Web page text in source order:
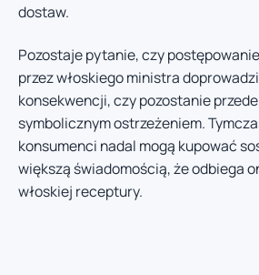
dostaw.
Pozostaje pytanie, czy
przez włoskiego ministra
konsekwencji, czy pozostanie
symbolicznym ostrzeżeniem.
konsumenci nadal mogą kupować
większą świadomością, że odbiega
włoskiej receptury.